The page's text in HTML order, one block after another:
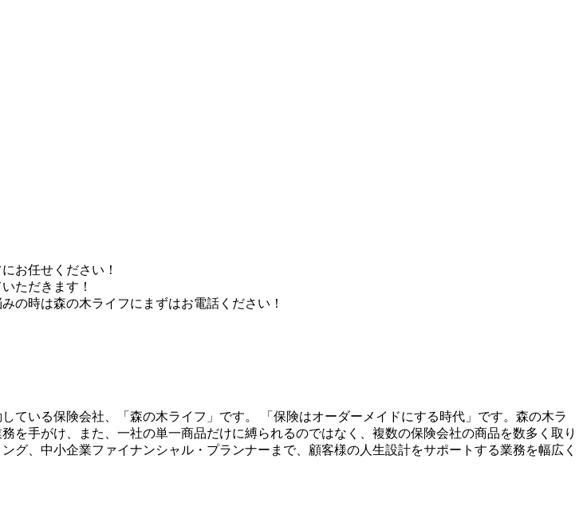
お任せください！
ただきます！
時は森の木ライフにまずはお電話ください！
いる保険会社、「森の木ライフ」です。 「保険はオーダーメイドにする時代」です。森の木ラ
手がけ、また、一社の単一商品だけに縛られるのではなく、複数の保険会社の商品を数多く取り
、中小企業ファイナンシャル・プランナーまで、顧客様の人生設計をサポートする業務を幅広く